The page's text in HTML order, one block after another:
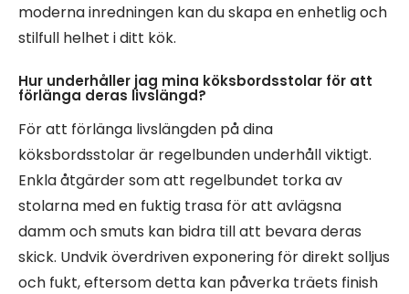
moderna inredningen kan du skapa en enhetlig och
stilfull helhet i ditt kök.
Hur underhåller jag mina köksbordsstolar för att
förlänga deras livslängd?
För att förlänga livslängden på dina
köksbordsstolar är regelbunden underhåll viktigt.
Enkla åtgärder som att regelbundet torka av
stolarna med en fuktig trasa för att avlägsna
damm och smuts kan bidra till att bevara deras
skick. Undvik överdriven exponering för direkt solljus
och fukt, eftersom detta kan påverka träets finish